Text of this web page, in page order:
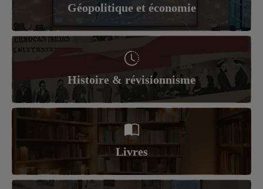
Géopolitique et économie
Histoire & révisionnisme
Livres